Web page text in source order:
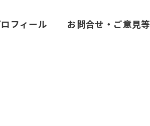
フィール お問合せ・ご意見等